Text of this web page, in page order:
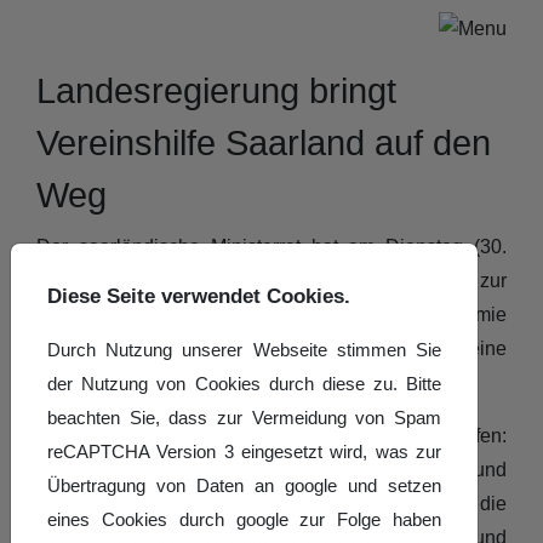
Landesregierung bringt
Vereinshilfe Saarland auf den
Weg
Der saarländische Ministerrat hat am Dienstag (30.
Juni 2020) die Richtlinie der Landesregierung zur
Unterstützung der durch die Corona-Pandemie
betroffenen gemeinnützig anerkannten Vereine
verabschiedet.
Das Programm trägt den Titel „Vereint helfen:
Vereinshilfe Saarland“, es sieht schnelle und
unbürokratische Unterstützung vor und soll so die
Förderlücken der bisherigen Corona-Hilfen von Bund
Diese Seite verwendet Cookies.
Durch Nutzung unserer Webseite stimmen Sie
der Nutzung von Cookies durch diese zu. Bitte
beachten Sie, dass zur Vermeidung von Spam
reCAPTCHA Version 3 eingesetzt wird, was zur
Übertragung von Daten an google und setzen
eines Cookies durch google zur Folge haben